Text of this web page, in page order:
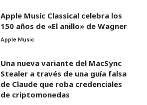
Apple Music Classical celebra los
150 años de «El anillo» de Wagner
Apple Music
Una nueva variante del MacSync
Stealer a través de una guía falsa
de Claude que roba credenciales
de criptomonedas